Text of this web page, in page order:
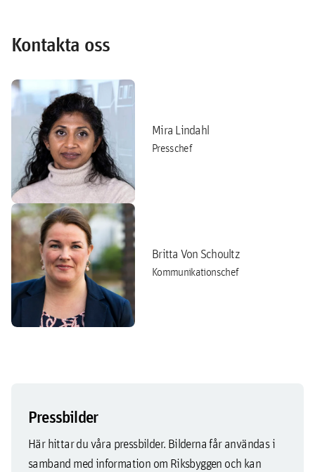
Kontakta oss
Mira Lindahl
Presschef
Britta Von Schoultz
Kommunikationschef
Pressbilder
Här hittar du våra pressbilder. Bilderna får användas i
samband med information om Riksbyggen och kan